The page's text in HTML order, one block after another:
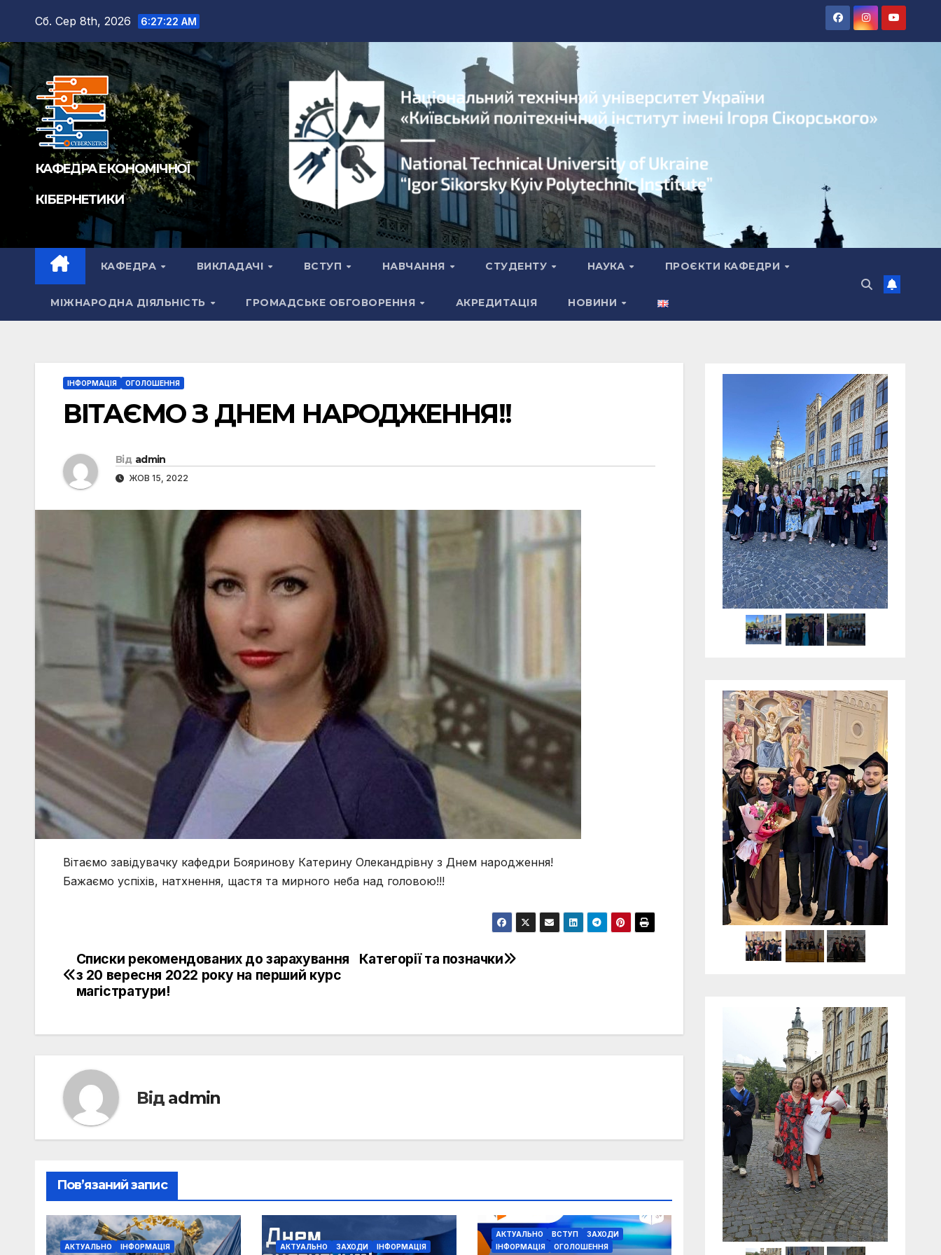
вмісту
Сб. Сер 8th, 2026 6:27:23 AM
КАФЕДРА ЕКОНОМІЧНОЇ
КІБЕРНЕТИКИ
КАФЕДРА ВИКЛАДАЧІ ВСТУП НАВЧАННЯ СТУДЕНТУ НАУКА ПРОЄКТИ КАФЕДРИ
МІЖНАРОДНА ДІЯЛЬНІСТЬ ГРОМАДСЬКЕ ОБГОВОРЕННЯ АКРЕДИТАЦІЯ НОВИНИ
ІНФОРМАЦІЯ ОГОЛОШЕННЯ
ВІТАЄМО З ДНЕМ НАРОДЖЕННЯ!!
Від admin
ЖОВ 15, 2022
Вітаємо завідувачку кафедри Бояринову Катерину Олекандрівну з Днем народження!
Бажаємо успіхів, натхнення, щастя та мирного неба над головою!!!
Навігація
записів
Категорії та позначки
Списки рекомендованих до зарахування
з 20 вересня 2022 року на перший курс
магістратури!
Від admin
Пов’язаний запис
АКТУАЛЬНО ІНФОРМАЦІЯ АКТУАЛЬНО ЗАХОДИ ІНФОРМАЦІЯ
АКТУАЛЬНО ВСТУП
ЗАХОДИ
ІНФОРМАЦІЯ
ОГОЛОШЕННЯ